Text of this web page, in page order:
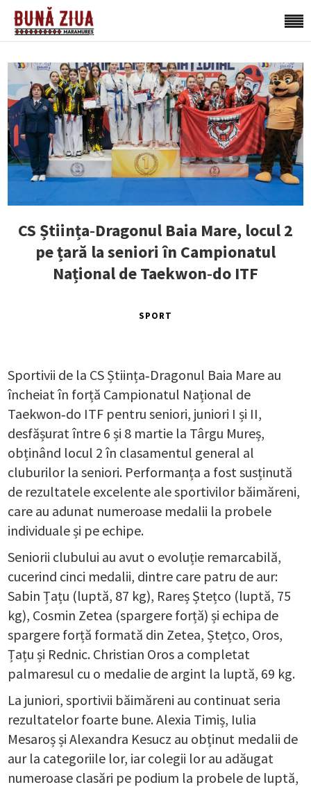
CS Știința‑Dragonul Baia Mare, locul 2
pe țară la seniori în Campionatul
Național de Taekwon‑do ITF
SPORT
Sportivii de la CS Știința‑Dragonul Baia Mare au
încheiat în forță Campionatul Național de
Taekwon‑do ITF pentru seniori, juniori I și II,
desfășurat între 6 și 8 martie la Târgu Mureș,
obținând locul 2 în clasamentul general al
cluburilor la seniori. Performanța a fost susținută
de rezultatele excelente ale sportivilor băimăreni,
care au adunat numeroase medalii la probele
individuale și pe echipe.
Seniorii clubului au avut o evoluție remarcabilă,
cucerind cinci medalii, dintre care patru de aur:
Sabin Țațu (luptă, 87 kg), Rareș Ștețco (luptă, 75
kg), Cosmin Zetea (spargere forță) și echipa de
spargere forță formată din Zetea, Ștețco, Oros,
Țațu și Rednic. Christian Oros a completat
palmaresul cu o medalie de argint la luptă, 69 kg.
La juniori, sportivii băimăreni au continuat seria
rezultatelor foarte bune. Alexia Timiș, Iulia
Mesaroș și Alexandra Kesucz au obținut medalii de
aur la categoriile lor, iar colegii lor au adăugat
numeroase clasări pe podium la probele de luptă,